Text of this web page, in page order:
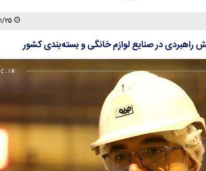
۱۴۰۴/۱۱/۲۵ ۰۸:۱۷:۵۸
راهبردی در صنایع لوازم خانگی و بسته‌بندی کشور